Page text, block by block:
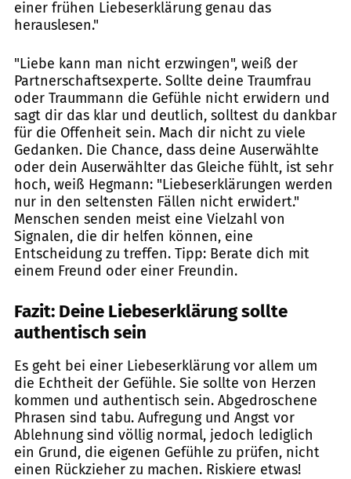
einer frühen Liebeserklärung genau das
herauslesen."
"Liebe kann man nicht erzwingen", weiß der
Partnerschaftsexperte. Sollte deine Traumfrau
oder Traummann die Gefühle nicht erwidern und
sagt dir das klar und deutlich, solltest du dankbar
für die Offenheit sein. Mach dir nicht zu viele
Gedanken. Die Chance, dass deine Auserwählte
oder dein Auserwählter das Gleiche fühlt, ist sehr
hoch, weiß Hegmann: "Liebeserklärungen werden
nur in den seltensten Fällen nicht erwidert."
Menschen senden meist eine Vielzahl von
Signalen, die dir helfen können, eine
Entscheidung zu treffen. Tipp: Berate dich mit
einem Freund oder einer Freundin.
Fazit: Deine Liebeserklärung sollte
authentisch sein
Es geht bei einer Liebeserklärung vor allem um
die Echtheit der Gefühle. Sie sollte von Herzen
kommen und authentisch sein. Abgedroschene
Phrasen sind tabu. Aufregung und Angst vor
Ablehnung sind völlig normal, jedoch lediglich
ein Grund, die eigenen Gefühle zu prüfen, nicht
einen Rückzieher zu machen. Riskiere etwas!